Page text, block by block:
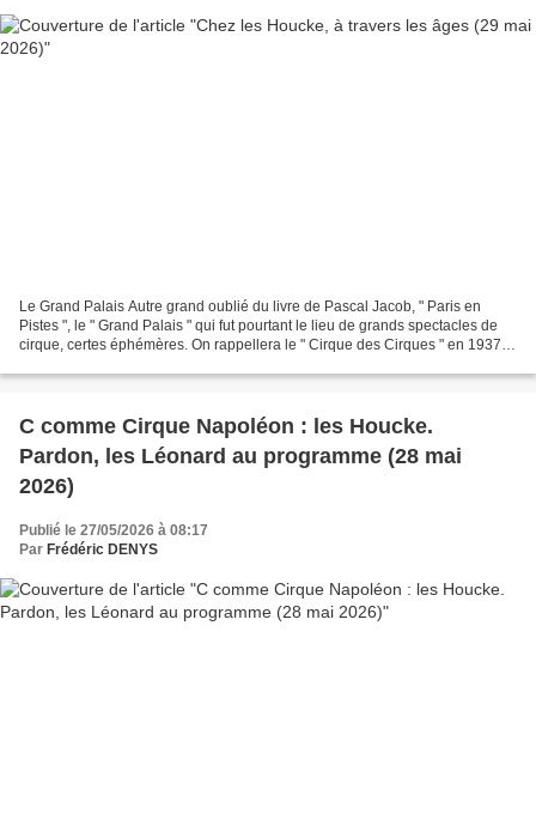
Le Grand Palais Autre grand oublié du livre de Pascal Jacob, " Paris en
Pistes ", le " Grand Palais " qui fut pourtant le lieu de grands spectacles de
cirque, certes éphémères. On rappellera le " Cirque des Cirques " en 1937
C comme Cirque Napoléon : les Houcke.
Pardon, les Léonard au programme (28 mai
2026)
Publié le 27/05/2026 à 08:17
Par Frédéric DENYS